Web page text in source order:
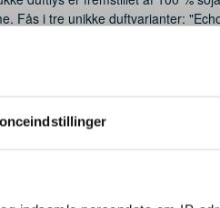
Fås i tre unikke duftvarianter: